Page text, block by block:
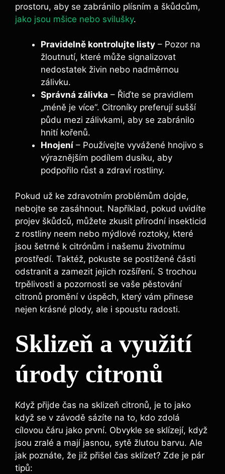
prostoru, aby se zabránilo plísním a škůdcům,
jako jsou mšice nebo svilušky.
Pravidelně kontrolujte listy – Pozor na
žloutnutí, které může signalizovat
nedostatek živin nebo nadměrnou
zálivku.
Správná zálivka – Řiďte se pravidlem
„méně je více“. Citroníky preferují sušší
půdu mezi zálivkami, aby se zabránilo
hnití kořenů.
Hnojení – Používejte vyvážené hnojivo s
výraznějším podílem dusíku, aby
podpořilo růst a zdraví rostliny.
Pokud už ke zdravotním problémům dojde,
nebojte se zasáhnout. Například, pokud uvidíte
projev škůdců, můžete zkusit přírodní insekticid
z rostliny neem nebo mýdlové roztoky, které
jsou šetrné k citrónům i našemu životnímu
prostředí. Taktéž, pokuste se postižené části
odstranit a zamezit jejich rozšíření. S trochou
trpělivosti a pozornosti se vaše pěstování
citronů promění v úspěch, který vám přinese
nejen krásné plody, ale i spoustu radosti.
Sklizeň a využití
úrody citronů
Když přijde čas na sklizeň citronů, je to jako
když se v závodě sázíte na to, kdo zdolá
cílovou čáru jako první. Obvykle se sklízejí, když
jsou zralé a mají jasnou, sytě žlutou barvu. Ale
jak poznáte, že již přišel čas sklízet? Zde je pár
tipů: